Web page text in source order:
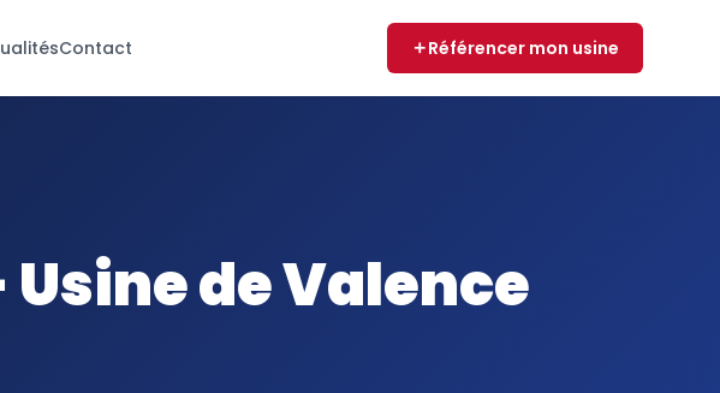
Contact Référencer mon usine
de Valence